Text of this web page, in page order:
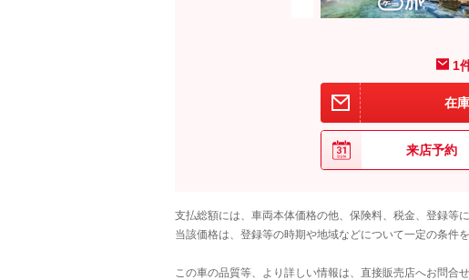
1
在
来店予約
支払総額には、車両本体価格の他、保険料、税金、登録等
当該価格は、登録等の時期や地域などについて一定の条件
この車の品質等、より詳しい情報は、直接販売店へお問合せ